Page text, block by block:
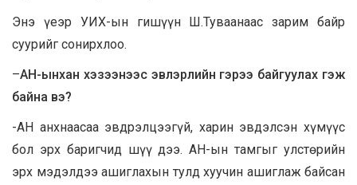
Энэ үеэр УИХ-ын гишүүн Ш.Туваанаас зарим байр
суурийг сонирхлоо.
–АН-ынхан хэзээнээс эвлэрлийн гэрээ байгуулах гэж
байна вэ?
-АН анхнаасаа эвдрэлцээгүй, харин эвдэлсэн хүмүүс
бол эрх баригчид шүү дээ. АН-ын тамгыг улстөрийн
эрх мэдэлдээ ашиглахын тулд хуучин ашиглаж байсан